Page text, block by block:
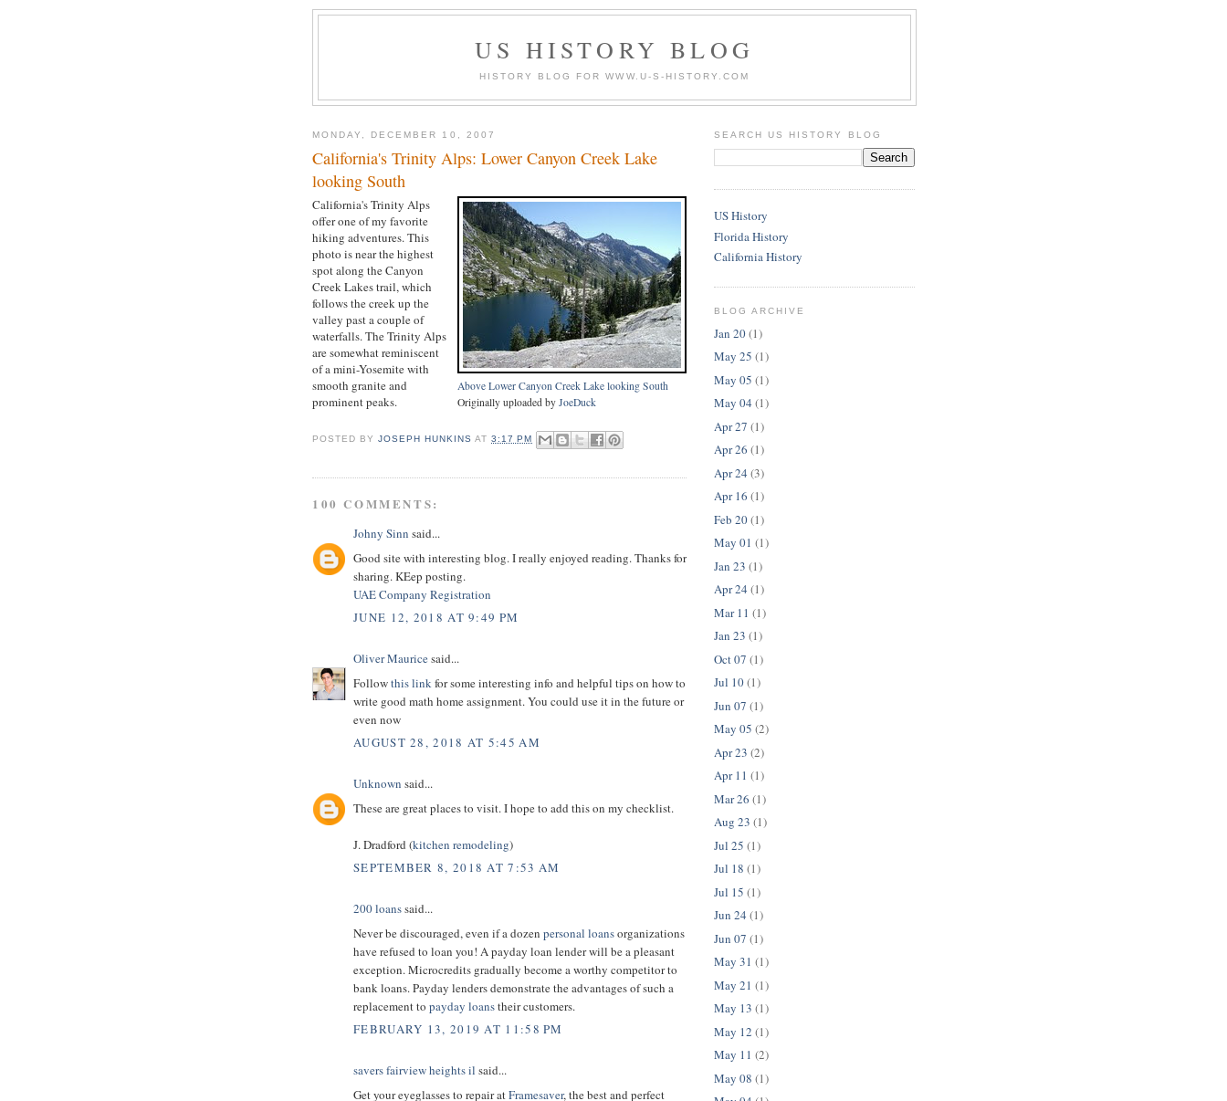
US HISTORY BLOG
HISTORY BLOG FOR WWW.U-S-HISTORY.COM
MONDAY, DECEMBER 10, 2007
California's Trinity Alps: Lower Canyon Creek Lake
looking South
Above Lower Canyon Creek Lake looking South
Originally uploaded by JoeDuck
California's Trinity Alps
offer one of my favorite
hiking adventures. This
photo is near the highest
spot along the Canyon
Creek Lakes trail, which
follows the creek up the
valley past a couple of
waterfalls. The Trinity Alps
are somewhat reminiscent
of a mini-Yosemite with
smooth granite and
prominent peaks.
POSTED BYJOSEPH HUNKINS AT3:17 PM
100 COMMENTS:
Johny Sinn said...
Good site with interesting blog. I really enjoyed reading. Thanks for
sharing. KEep posting.
UAE Company Registration
JUNE 12, 2018 AT 9:49 PM
Oliver Mauricesaid...
Followthis linkfor some interesting info and helpful tips on how to
write good math home assignment. You could use it in the future or
even now
AUGUST 28, 2018 AT 5:45 AM
Unknown said...
These are great places to visit. I hope to add this on my checklist.
J. Dradford (kitchen remodeling)
SEPTEMBER 8, 2018 AT 7:53 AM
200 loanssaid...
Never be discouraged, even if a dozen personal loansorganizations
have refused to loan you! A payday loan lender will be a pleasant
exception. Microcredits gradually become a worthy competitor to
bank loans. Payday lenders demonstrate the advantages of such a
replacement to payday loanstheir customers.
FEBRUARY 13, 2019 AT 11:58 PM
savers fairview heights il said...
Get your eyeglasses to repair atFramesaver, the best and perfect
SEARCH US HISTORY BLOG
US History
Florida History
California History
BLOG ARCHIVE
Jan 20(1)
May 25 (1)
May 05 (1)
May 04 (1)
Apr 27 (1)
Apr 26 (1)
Apr 24 (3)
Apr 16 (1)
Feb 20(1)
May 01 (1)
Jan 23 (1)
Apr 24 (1)
Mar 11 (1)
Jan 23 (1)
Oct 07 (1)
Jul 10(1)
Jun 07 (1)
May 05 (2)
Apr 23 (2)
Apr 11 (1)
Mar 26 (1)
Aug 23 (1)
Jul 25 (1)
Jul 18 (1)
Jul 15 (1)
Jun 24 (1)
Jun 07 (1)
May 31 (1)
May 21 (1)
May 13 (1)
May 12 (1)
May 11 (2)
May 08 (1)